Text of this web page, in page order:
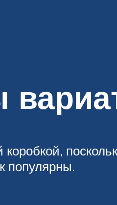
популярны.